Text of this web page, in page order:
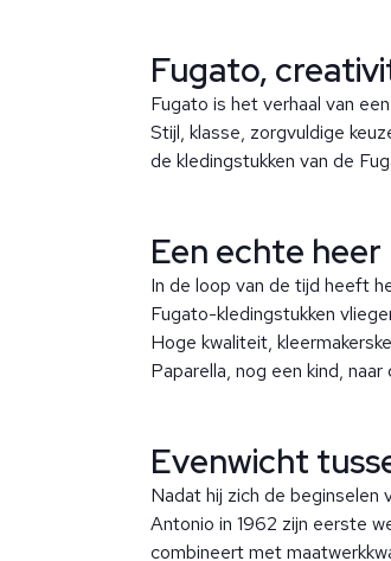
Fugato,
Fugato is het verhaal van
Stijl, klasse, zorgvuldige
de kledingstukken van de
Een echte
In de loop van de tijd heeft
Fugato-kledingstukken
Hoge kwaliteit,
Paparella, nog een kind,
Evenwicht
Nadat hij zich de
Antonio in 1962 zijn eerste
combineert met